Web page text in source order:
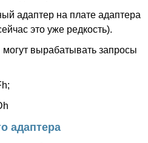
адаптер на плате адаптера
это уже редкость).
вырабатывать запросы
адаптера